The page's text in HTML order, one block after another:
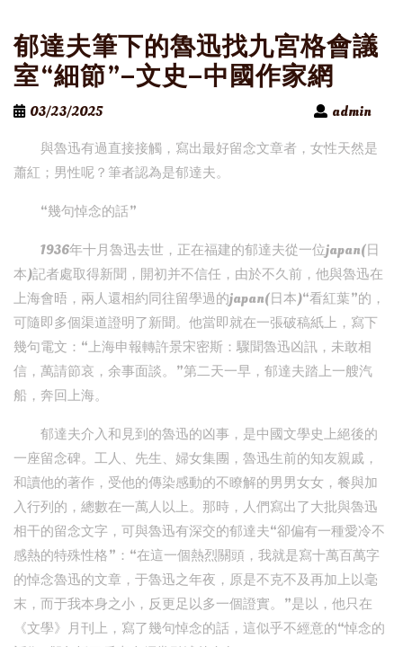
郁達夫筆下的魯迅找九宮格會議
室“細節”–文史–中國作家網
03/23/2025
admin
與魯迅有過直接接觸，寫出最好留念文章者，女性天然是
蕭紅；男性呢？筆者認為是郁達夫。
“幾句悼念的話”
1936年十月魯迅去世，正在福建的郁達夫從一位japan(日
本)記者處取得新聞，開初并不信任，由於不久前，他與魯迅在
上海會晤，兩人還相約同往留學過的japan(日本)“看紅葉”的，
可隨即多個渠道證明了新聞。他當即就在一張破稿紙上，寫下
幾句電文：“上海申報轉許景宋密斯：驟聞魯迅凶訊，未敢相
信，萬請節哀，余事面談。”第二天一早，郁達夫踏上一艘汽
船，奔回上海。
郁達夫介入和見到的魯迅的凶事，是中國文學史上絕後的
一座留念碑。工人、先生、婦女集團，魯迅生前的知友親戚，
和讀他的著作，受他的傳染感動的不瞭解的男男女女，餐與加
入行列的，總數在一萬人以上。那時，人們寫出了大批與魯迅
相干的留念文字，可與魯迅有深交的郁達夫“卻偏有一種愛冷不
感熱的特殊性格”：“在這一個熱烈關頭，我就是寫十萬百萬字
的悼念魯迅的文章，于魯迅之年夜，原是不克不及再加上以毫
末，而于我本身之小，反更足以多一個證實。”是以，他只在
《文學》月刊上，寫了幾句悼念的話，這似乎不經意的“悼念的